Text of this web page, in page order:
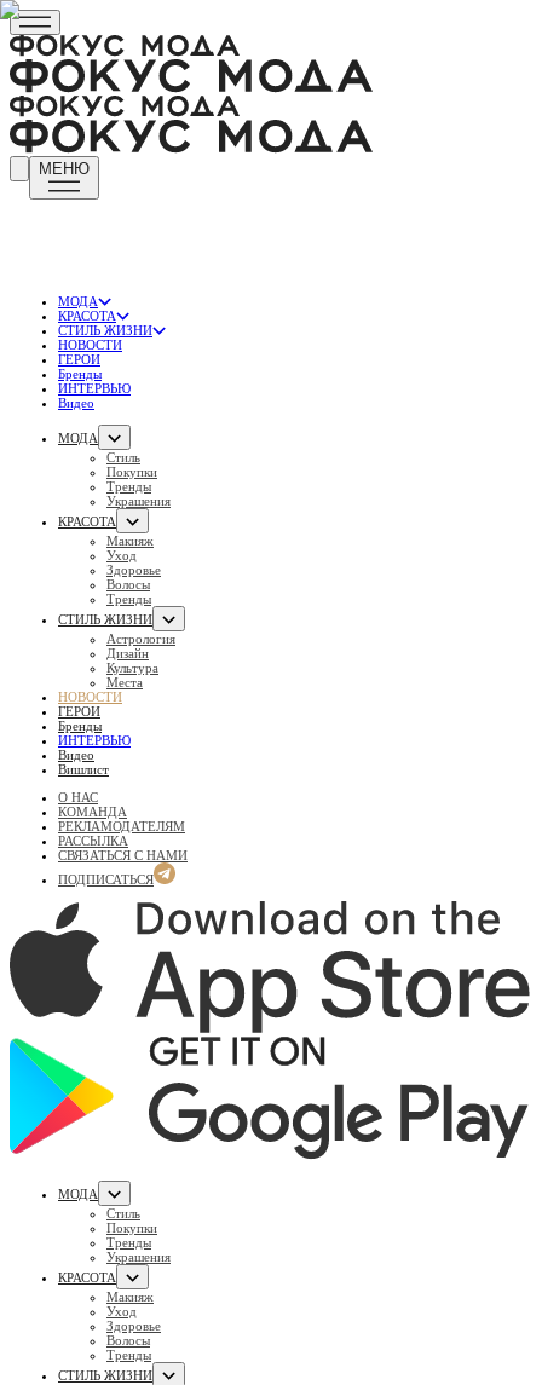
МЕНЮ
МОДА
КРАСОТА
СТИЛЬ ЖИЗНИ
НОВОСТИ
ГЕРОИ
Бренды
ИНТЕРВЬЮ
Видео
МОДА
Стиль
Покупки
Тренды
Украшения
КРАСОТА
Макияж
Уход
Здоровье
Волосы
Тренды
СТИЛЬ ЖИЗНИ
Астрология
Дизайн
Культура
Места
НОВОСТИ
ГЕРОИ
Бренды
ИНТЕРВЬЮ
Видео
Вишлист
О НАС
КОМАНДА
РЕКЛАМОДАТЕЛЯМ
РАССЫЛКА
СВЯЗАТЬСЯ С НАМИ
ПОДПИСАТЬСЯ
МОДА
Стиль
Покупки
Тренды
Украшения
КРАСОТА
Макияж
Уход
Здоровье
Волосы
Тренды
СТИЛЬ ЖИЗНИ